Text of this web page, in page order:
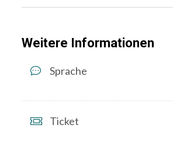
Weitere Informationen
Sprache
Ticket